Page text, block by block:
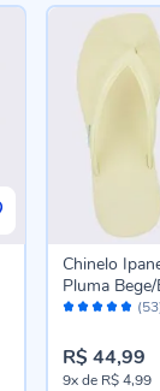
Avaliação:
Chinelo
Pluma
R$ 44,99
9xde R$ 4,99